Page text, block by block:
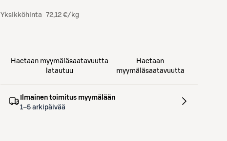
Yksikköhinta 72,12 €/kg
Haetaan myymäläsaatavuutta
latautuu
Haetaan
myymäläsaatavuutta
Ilmainen toimitus myymälään
1–5 arkipäivää